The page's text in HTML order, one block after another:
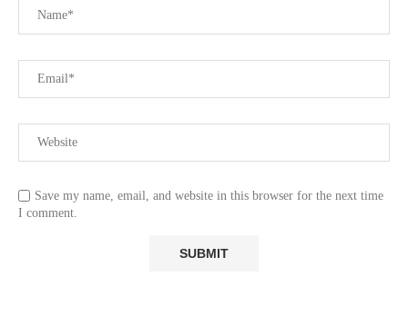
Save my name, email, and website in this browser for the next time
I comment.